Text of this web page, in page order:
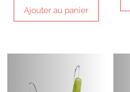
Ajouter au panier